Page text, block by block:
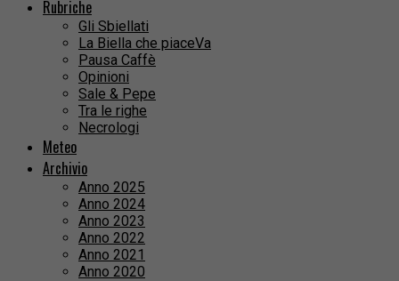
Rubriche
Gli Sbiellati
La Biella che piaceVa
Pausa Caffè
Opinioni
Sale & Pepe
Tra le righe
Necrologi
Meteo
Archivio
Anno 2025
Anno 2024
Anno 2023
Anno 2022
Anno 2021
Anno 2020